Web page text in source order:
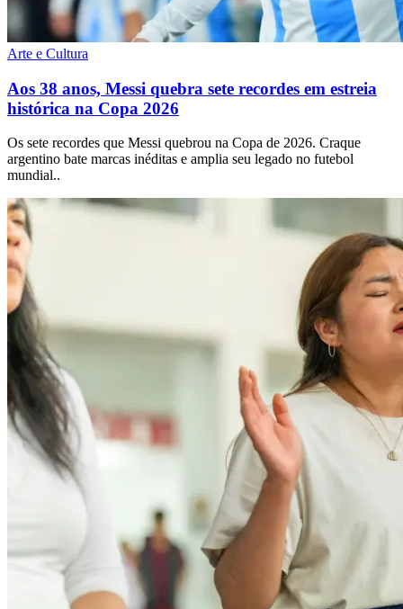
Arte e Cultura
Aos 38 anos, Messi quebra sete recordes em estreia
histórica na Copa 2026
Os sete recordes que Messi quebrou na Copa de 2026. Craque
argentino bate marcas inéditas e amplia seu legado no futebol
mundial..